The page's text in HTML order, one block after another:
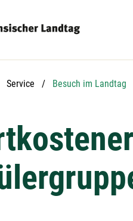
Service Besuch im Landtag